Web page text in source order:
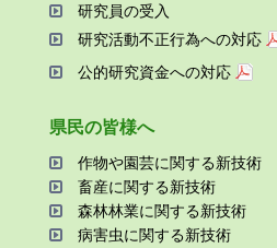
研究員の受⼊
研究活動不正⾏為への対応
公的研究資金への対応
県⺠の皆様へ
作物や園芸に関する新技術
畜産に関する新技術
森林林業に関する新技術
病害⾍に関する新技術